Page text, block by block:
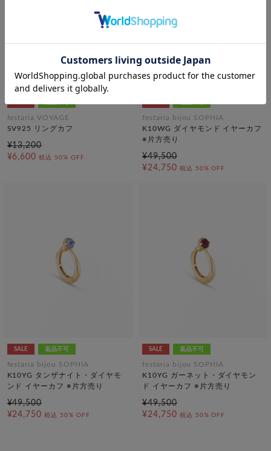
festaria VOYAGE
SV925 リングカフ
¥13,200
¥6,600 税込 50% OFF
festaria bijou SOPHIA
K10WG ダイヤモンド イヤーカフ
※片方売り
¥49,500
¥24,750 税込 50% OFF
SALE 返品不可
festaria bijou SOPHIA
K10YG タンザナイト・ダイヤモ
ンド イヤーカフ ※片方売り
¥49,500
¥24,750 税込 50% OFF
SALE 返品不可
festaria bijou SOPHIA
K10YG ガーネット・ダイヤモン
ド イヤーカフ ※片方売り
¥49,500
¥24,750 税込 50% OFF